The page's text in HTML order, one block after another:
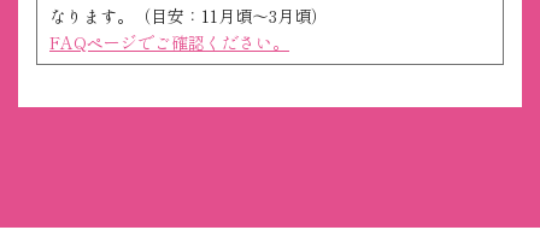
なります。（目安：11月頃～3月頃）
FAQページでご確認ください。